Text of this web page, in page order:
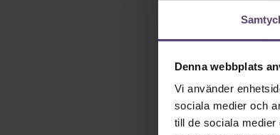
Denna webbplats
Vi använder
sociala medier och
till de sociala